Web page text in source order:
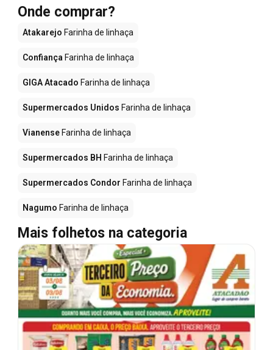
Onde comprar?
Atakarejo Farinha de linhaça
Confiança Farinha de linhaça
GIGA Atacado Farinha de linhaça
Supermercados Unidos Farinha de linhaça
Vianense Farinha de linhaça
Supermercados BH Farinha de linhaça
Supermercados Condor Farinha de linhaça
Nagumo Farinha de linhaça
Mais folhetos na categoria